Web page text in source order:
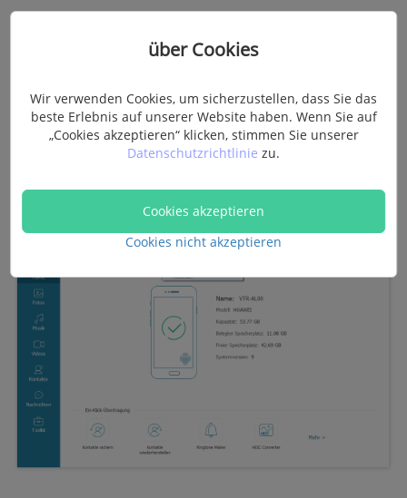
Smartphone mit dem PC über USB Type-C Kabel. Das
und zeigt dann die Information wieGeräts Modell,
Kapazität, Freier Speicherplatz oder die aktuelle
Um Daten von Huawei auf Xiaomi zu übertragen
wählen Sie oben Ihr Huawei Handy als das Quellgerät
über Cookies
Wir verwenden Cookies, um sicherzustellen, dass Sie das
beste Erlebnis auf unserer Website haben. Wenn Sie auf
„Cookies akzeptieren“ klicken, stimmen Sie unserer
Datenschutzrichtlinie zu.
Cookies akzeptieren
Cookies nicht akzeptieren